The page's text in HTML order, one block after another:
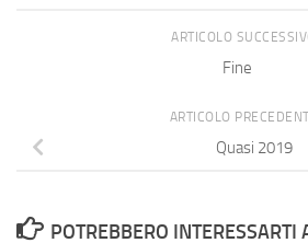
ARTICOLO
Fine
ARTICOLO
Quasi 2019
POTREBBERO INTERESSARTI